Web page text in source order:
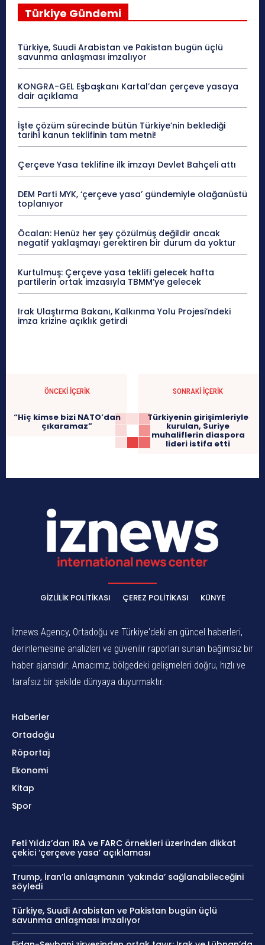
Türkiye Gündemi
Türkiye, Suudi Arabistan ve Pakistan bugün üçlü
savunma anlaşması imzalıyor
KONGRA-GEL Eşbaşkanı Kartal’dan çerçeve yasaya
dair açıklama
İşte çözüm sürecinde bütün Türkiye’nin beklediği
tarihî kanun teklifinin tam metni!
Çerçeve Yasa teklifine ilk imzayı Devlet Bahçeli attı
DEM Parti MYK, ‘çerçeve yasa’ gündemiyle olağanüstü
toplanıyor
Öcalan: Henüz her şey çözülmüş değildir ancak
negatif yaklaşmayı gerektiren bir durum da yoktur
Kurtulmuş: Çerçeve yasa teklifi gelecek hafta
partilerin ortak imzasıyla TBMM’ye gelecek
Irak Ulaştırma Bakanı, Kalkınma Yolu Projesi’ndeki
imza krizine açıklık getirdi
ÖNCEKI İÇERIK
“Hiç kimse bizi NATO’dan
çıkaramaz”
SONRAKI İÇERIK
Türkiyenin girişimleriyle
kurulan, Suriye
muhaliflerin diaspora
lideri istifa etti
GIZLILIK POLITIKASI ÇEREZ POLITIKASI KÜNYE
İznews Agency, Ortadoğu ve Türkiye'deki en güncel haberleri,
derinlemesine analizleri ve güvenilir raporları sunan bağımsız bir
haber ajansıdır. Amacımız, bölgedeki gelişmeleri doğru, hızlı ve
tarafsız bir şekilde dünyaya duyurmaktır.
Haberler
Ortadoğu
Röportaj
Ekonomi
Kitap
Spor
Feti Yıldız’dan IRA ve FARC örnekleri üzerinden dikkat
çekici ‘çerçeve yasa’ açıklaması
Trump, İran’la anlaşmanın ‘yakında’ sağlanabileceğini
söyledi
Türkiye, Suudi Arabistan ve Pakistan bugün üçlü
savunma anlaşması imzalıyor